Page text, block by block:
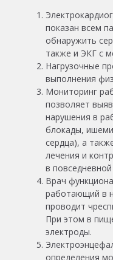
показан всем
обнаружить
также и ЭКГ с
Нагрузочные
выполнения
Мониторинг
позволяет
нарушения в
блокады,
сердца), а
лечения и
в
Врач
работающий в
проводит
При этом в
электроды.
определения